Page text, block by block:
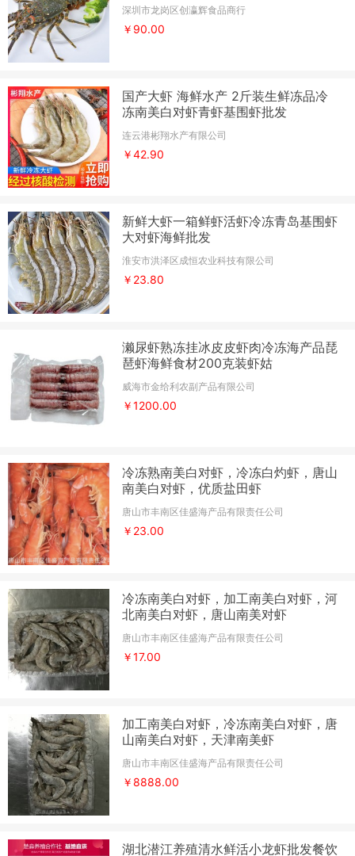
深圳市龙岗区创瀛辉食品商行
￥90.00
国产大虾 海鲜水产 2斤装生鲜冻品冷
冻南美白对虾青虾基围虾批发
连云港彬翔水产有限公司
￥42.90
新鲜大虾一箱鲜虾活虾冷冻青岛基围虾
大对虾海鲜批发
淮安市洪泽区成恒农业科技有限公司
￥23.80
濑尿虾熟冻挂冰皮皮虾肉冷冻海产品琵
琶虾海鲜食材200克装虾姑
威海市金给利农副产品有限公司
￥1200.00
冷冻熟南美白对虾，冷冻白灼虾，唐山
南美白对虾，优质盐田虾
唐山市丰南区佳盛海产品有限责任公司
￥23.00
冷冻南美白对虾，加工南美白对虾，河
北南美白对虾，唐山南美对虾
唐山市丰南区佳盛海产品有限责任公司
￥17.00
加工南美白对虾，冷冻南美白对虾，唐
山南美白对虾，天津南美虾
唐山市丰南区佳盛海产品有限责任公司
￥8888.00
湖北潜江养殖清水鲜活小龙虾批发餐饮